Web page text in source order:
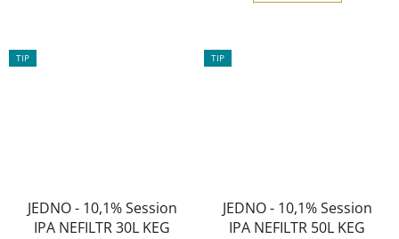
TIP
JEDNO - 10,1% Session
IPA NEFILTR 30L KEG
TIP
JEDNO - 10,1% Session
IPA NEFILTR 50L KEG